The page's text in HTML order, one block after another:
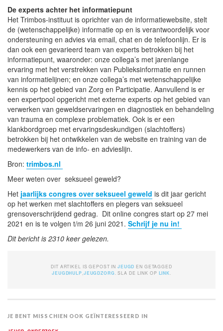
De experts achter het informatiepunt
Het Trimbos-instituut is oprichter van de informatiewebsite, stelt
de (wetenschappelijke) informatie op en is verantwoordelijk voor
ondersteuning en advies via email, chat en de telefoonlijn. Er is
dan ook een gevarieerd team van experts betrokken bij het
informatiepunt, waaronder: onze collega’s met jarenlange
ervaring met het verstrekken van Publieksinformatie en runnen
van informatielijnen; en onze collega’s met wetenschappelijke
kennis op het gebied van Zorg en Participatie. Aanvullend is er
een expertpool opgericht met externe experts op het gebied van
verwerken van geweldservaringen en diagnostiek en behandeling
van trauma en complexe problematiek. Ook is er een
klankbordgroep met ervaringsdeskundigen (slachtoffers)
betrokken bij het ontwikkelen van de website en training van de
medewerkers van de info- en advieslijn.
Bron: trimbos.nl
Meer weten over seksueel geweld?
Het jaarlijks congres over seksueel geweld is dit jaar gericht
op het werken met slachtoffers en plegers van seksueel
grensoverschrijdend gedrag. Dit online congres start op 27 mei
2021 en is te volgen t/m 26 juni 2021. Schrijf je nu in!
Dit bericht is 2310 keer gelezen.
DIT ARTIKEL IS GEPOST IN JEUGD EN GETAGGED
JEUGDHULP JEUGDZORG . SLA DE LINK OP LINK
JE BENT MISSCHIEN OOK GEÏNTERESSEERD IN